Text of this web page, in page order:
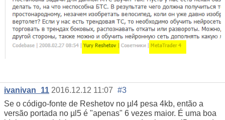
ivanivan_11 2016.12.12 11:07 #3
Se o código-fonte de Reshetov no µl4 pesa 4kb, então a
versão portada no µl5 é "apenas" 6 vezes maior. É uma boa